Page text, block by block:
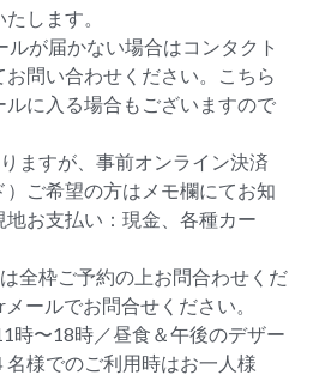
します。
が届かない場合はコンタクト
お問い合わせください。こちら
に入る場合もございますので
ますが、事前オンライン決済
）ご希望の方はメモ欄にてお知
地お支払い：現金、各種カー
全枠ご予約の上お問合わせくだ
ールでお問合せください。
時〜18時／昼食＆午後のデザー
名様でのご利用時はお一人様